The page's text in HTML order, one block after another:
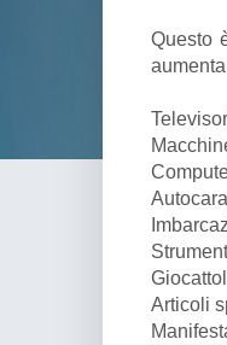
Questo
Articoli